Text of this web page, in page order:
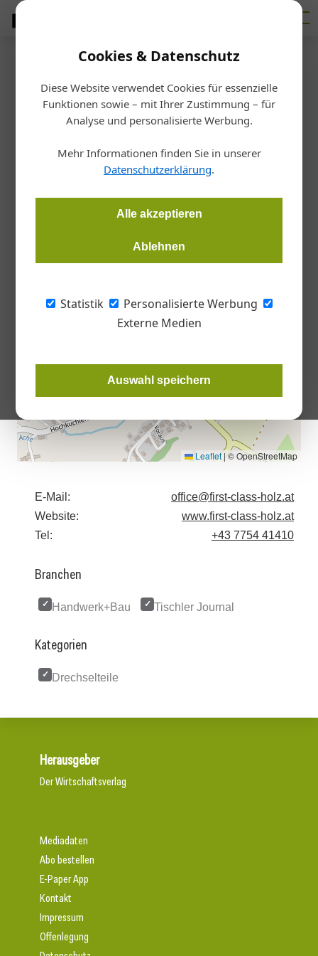
Cookies & Datenschutz
Diese Website verwendet Cookies für essenzielle
Funktionen sowie – mit Ihrer Zustimmung – für
Analyse und personalisierte Werbung.
Mehr Informationen finden Sie in unserer
Datenschutzerklärung.
Alle akzeptieren
Ablehnen
Statistik
Personalisierte Werbung
Externe Medien
Auswahl speichern
Firmenverzeichnis › First Class Holz GmbH Otto Hamminger
First Class Holz GmbH
Otto Hamminger
Kirchengasse 27, 4923 Lohnsburg, Österreich
+
Leaflet |© OpenStreetMap
E-Mail:
office@first-class-holz.at
Website:
www.first-class-holz.at
Tel:
+43 7754 41410
Branchen
Handwerk+Bau Tischler Journal
Kategorien
Drechselteile
Herausgeber
Der Wirtschaftsverlag
Mediadaten
Abo bestellen
E-Paper App
Kontakt
Impressum
Offenlegung